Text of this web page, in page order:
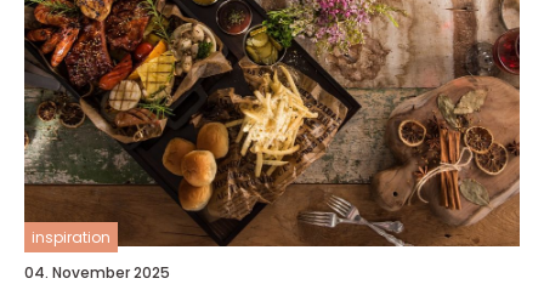
inspiration
04. November 2025